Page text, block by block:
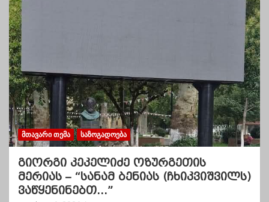
ᲛᲗᲐᲕᲐᲠᲘ ᲗᲔᲛᲐ ᲡᲐᲖᲝᲒᲐᲓᲝᲔᲑᲐ
გიორგი კეკელიძე ოზურგეთის
მერიას – “სანამ ბენიას (ჩხიკვიშვილს)
ვაწყენინებთ…”